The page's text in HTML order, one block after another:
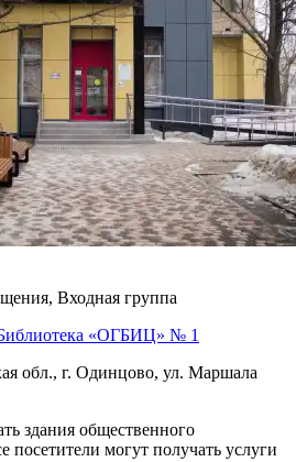
Входная группа
«ОГБИЦ» № 1
обл., г. Одинцово, ул. Маршала
здания общественного
посетители могут получать услуги